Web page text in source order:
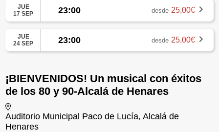
JUE
17 SEP
23:00 desde 25,00€
JUE
24 SEP
23:00 desde 25,00€
¡BIENVENIDOS! Un musical con éxitos
de los 80 y 90-Alcalá de Henares
Auditorio Municipal Paco de Lucía, Alcalá de
Henares